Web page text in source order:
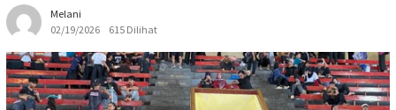
Melani
02/19/2026
615 Dilihat